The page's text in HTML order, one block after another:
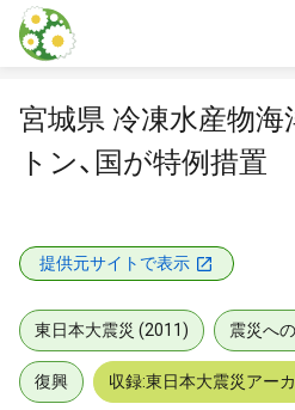
本文に飛ぶ
宮城県 冷凍水産物海
トン、国が特例措置
提供元サイトで表示
東日本大震災 (2011) 震災へ
復興 収録:東日本大震災アー